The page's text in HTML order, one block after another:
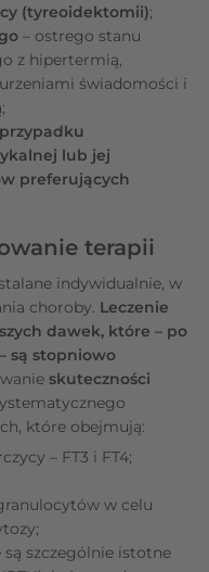
(tyreoidektomii);
– ostrego stanu
z hipertermią,
świadomości i
lub jej
preferujących
terapii
indywidualnie, w
choroby. Leczenie
dawek, które – po
są stopniowo
skuteczności
które obejmują:
– FT3 i FT4;
w celu
szczególnie istotne